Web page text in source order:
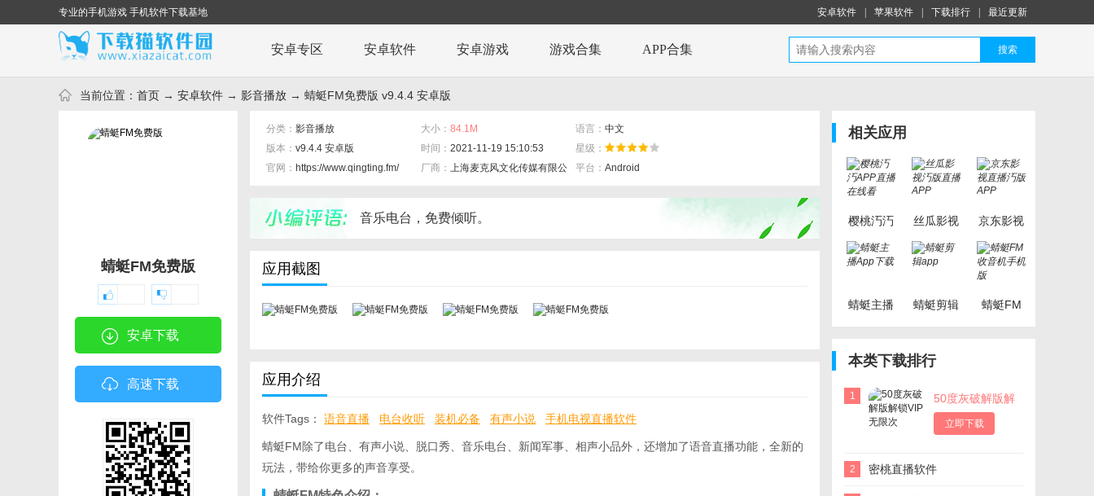
专业的手机游戏 手机软件下载基地 安卓软件 苹果软件 下载排行 最近更新
安卓专区 安卓软件 安卓游戏 游戏合集 APP合集 搜索
当前位置： 首页 → 安卓软件 → 影音播放 → 蜻蜓FM免费版 v9.4.4 安卓版
蜻蜓FM免费版
安卓下载
高速下载
分类： 影音播放 大小： 84.1M 语言： 中文
版本： v9.4.4 安卓版 时间： 2021-11-19 15:10:53
星级：
官网： https://www.qingting.fm/ 厂商： 上海麦克风文化传媒有限公司平台： Android
音乐电台，免费倾听。
应用截图
应用介绍
软件Tags： 语音直播 电台收听 装机必备 有声小说 手机电视直播软件
蜻蜓FM除了电台、有声小说、脱口秀、音乐电台、新闻军事、相声小品外，还增加了语音直播功能，全新的
玩法，带给你更多的声音享受。
相关应用
樱桃汅汅
APP直播
在线看
丝瓜影视
汅版直播
APP
京东影视
直播汅版
APP
蜻蜓主播
蜻蜓剪辑
蜻蜓FM
本类下载排行
1
50度灰破解版解
锁VIP无限次
立即下载
2 密桃直播软件